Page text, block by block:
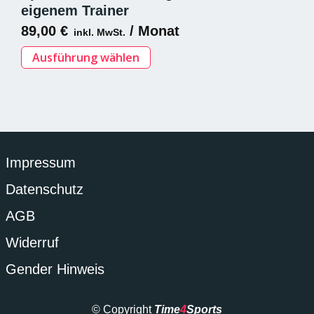
können
auf
der
eigenem Trainer
89,00 € inkl. MwSt. / Monat
Ausführung wählen
Dieses
Produkt
Impressum
Datenschutz
AGB
Widerruf
Gender Hinweis
© Copyright Time4Sports